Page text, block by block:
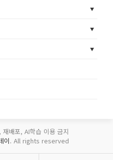
배포, AI학습 이용 금지
이. All rights reserved